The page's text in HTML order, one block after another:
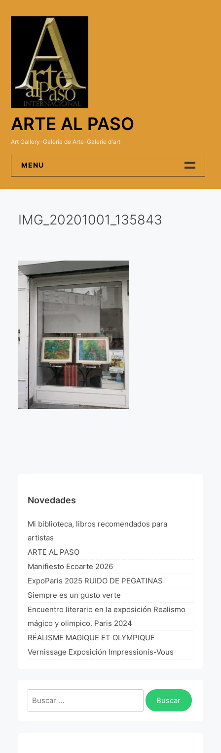
ARTE AL PASO
Art Gallery-Galeria de Arte-Galerie d'art
MENU
Artistas
Visitas a los ateliers o talleres de artistas
Presse
Qué dicen de nosotros?
Aviso legal
Política de cookies
Expositions
Bruit de gommettes Paris 2025
L’art Colombien à Paris 2019
L’art Latino-américain à Paris 2019
Reflecting Source. NY 2019
«Sincronías con sentido» Bogotá Colombia 2019
«Huellas trashumantes» New York 2018
Commissaire D’exposition
Manifiesto Ecoarte
IMG_20201001_135843
Novedades
Mi biblioteca, libros recomendados para
artistas
ARTE AL PASO
Manifiesto Ecoarte 2026
ExpoParis 2025 RUIDO DE PEGATINAS
Siempre es un gusto verte
Encuentro literario en la exposición Realismo
mágico y olimpico. Paris 2024
RÉALISME MAGIQUE ET OLYMPIQUE
Vernissage Exposición Impressionis-Vous
Buscar: